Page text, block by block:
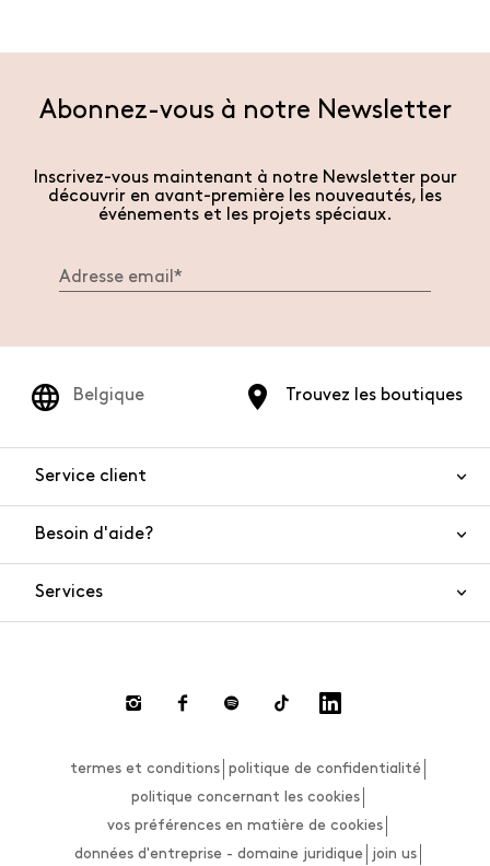
Abonnez-vous à notre Newsletter
Inscrivez-vous maintenant à notre Newsletter pour
découvrir en avant-première les nouveautés, les
événements et les projets spéciaux.
Trouvez les boutiques
Belgique
Service client
Besoin d'aide?
Paiement
Guide des tailles
Services
Smart Shopping
termes et conditions
politique de confidentialité
politique concernant les cookies
vos préférences en matière de cookies
données d'entreprise - domaine juridique
join us